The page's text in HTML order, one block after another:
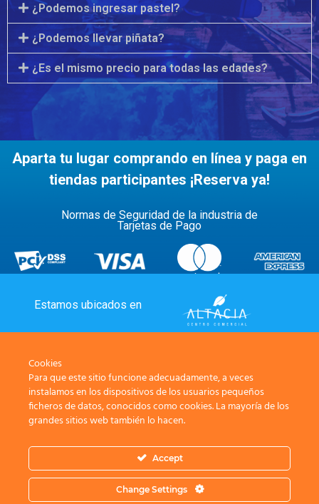
¿Podemos ingresar pastel?
¿Podemos llevar piñata?
¿Es el mismo precio para todas las edades?
Aparta tu lugar comprando en línea y paga en
tiendas participantes ¡Reserva ya!
Normas de Seguridad de la industria de
Tarjetas de Pago
Estamos ubicados en
Sealand es una marca de Ventura Entertainment
Otros Parques
© Sealand. Todos los derechos reservados
Cookies
Para que este sitio funcione adecuadamente, a veces
instalamos en los dispositivos de los usuarios pequeños
ficheros de datos, conocidos como cookies. La mayoría de los
grandes sitios web también lo hacen.
Accept
Change Settings